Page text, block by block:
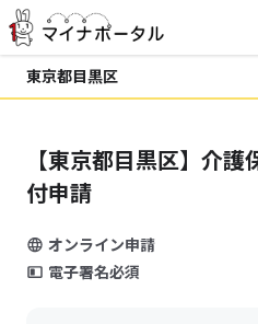
東京都目黒区
【東京都目黒区】介
付申請
オンライン申請
電子署名必須